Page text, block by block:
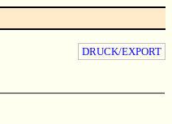
DRUCK/EXPORT